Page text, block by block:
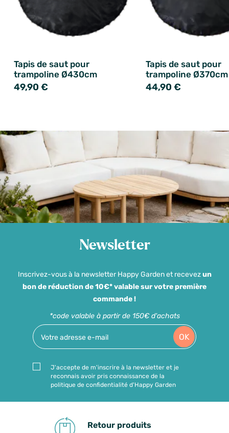
Tapis de saut pour
trampoline Ø430cm
49,90 €
Tapis de saut pour
trampoline Ø370cm
44,90 €
Newsletter
Inscrivez-vous à la newsletter Happy Garden et recevezun
bon de réduction de 10€* valable sur votre première
commande !
*code valable à partir de 150€ d'achats
OK
J'accepte de m'inscrire à la newsletter et je
reconnais avoir pris connaissance de la
politique de confidentialité d'Happy Garden
Retour produits